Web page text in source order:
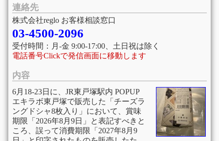
連絡先
株式会社reglo お客様相談窓口
03-4500-2096
受付時間：月-金 9:00-17:00、土日祝は除く
電話番号Clickで発信画面に移動します
内容
6月18-23日に、JR東戸塚駅内 POPUP
エキラボ東戸塚で販売した「チーズラ
ングドシャ8枚入り」において、賞味
期限「2026年8月9日」と表記すべきと
ころ、誤って消費期限「2027年8月9